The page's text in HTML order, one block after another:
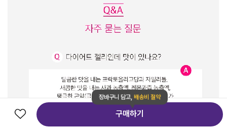
장바구니 담고, 배송비 절약
구매하기